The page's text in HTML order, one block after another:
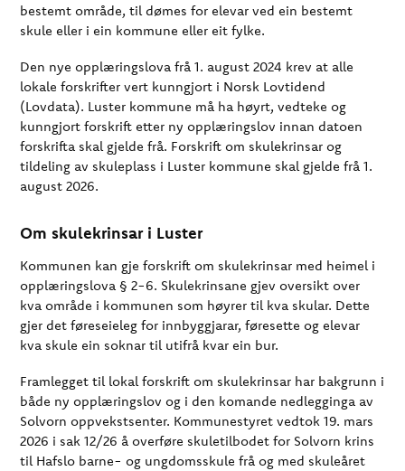
bestemt område, til dømes for elevar ved ein bestemt
skule eller i ein kommune eller eit fylke.
Den nye opplæringslova frå 1. august 2024 krev at alle
lokale forskrifter vert kunngjort i Norsk Lovtidend
(Lovdata). Luster kommune må ha høyrt, vedteke og
kunngjort forskrift etter ny opplæringslov innan datoen
forskrifta skal gjelde frå. Forskrift om skulekrinsar og
tildeling av skuleplass i Luster kommune skal gjelde frå 1.
august 2026.
Om skulekrinsar i Luster
Kommunen kan gje forskrift om skulekrinsar med heimel i
opplæringslova § 2-6. Skulekrinsane gjev oversikt over
kva område i kommunen som høyrer til kva skular. Dette
gjer det føreseieleg for innbyggjarar, føresette og elevar
kva skule ein soknar til utifrå kvar ein bur.
Framlegget til lokal forskrift om skulekrinsar har bakgrunn i
både ny opplæringslov og i den komande nedlegginga av
Solvorn oppvekstsenter. Kommunestyret vedtok 19. mars
2026 i sak 12/26 å overføre skuletilbodet for Solvorn krins
til Hafslo barne- og ungdomsskule frå og med skuleåret